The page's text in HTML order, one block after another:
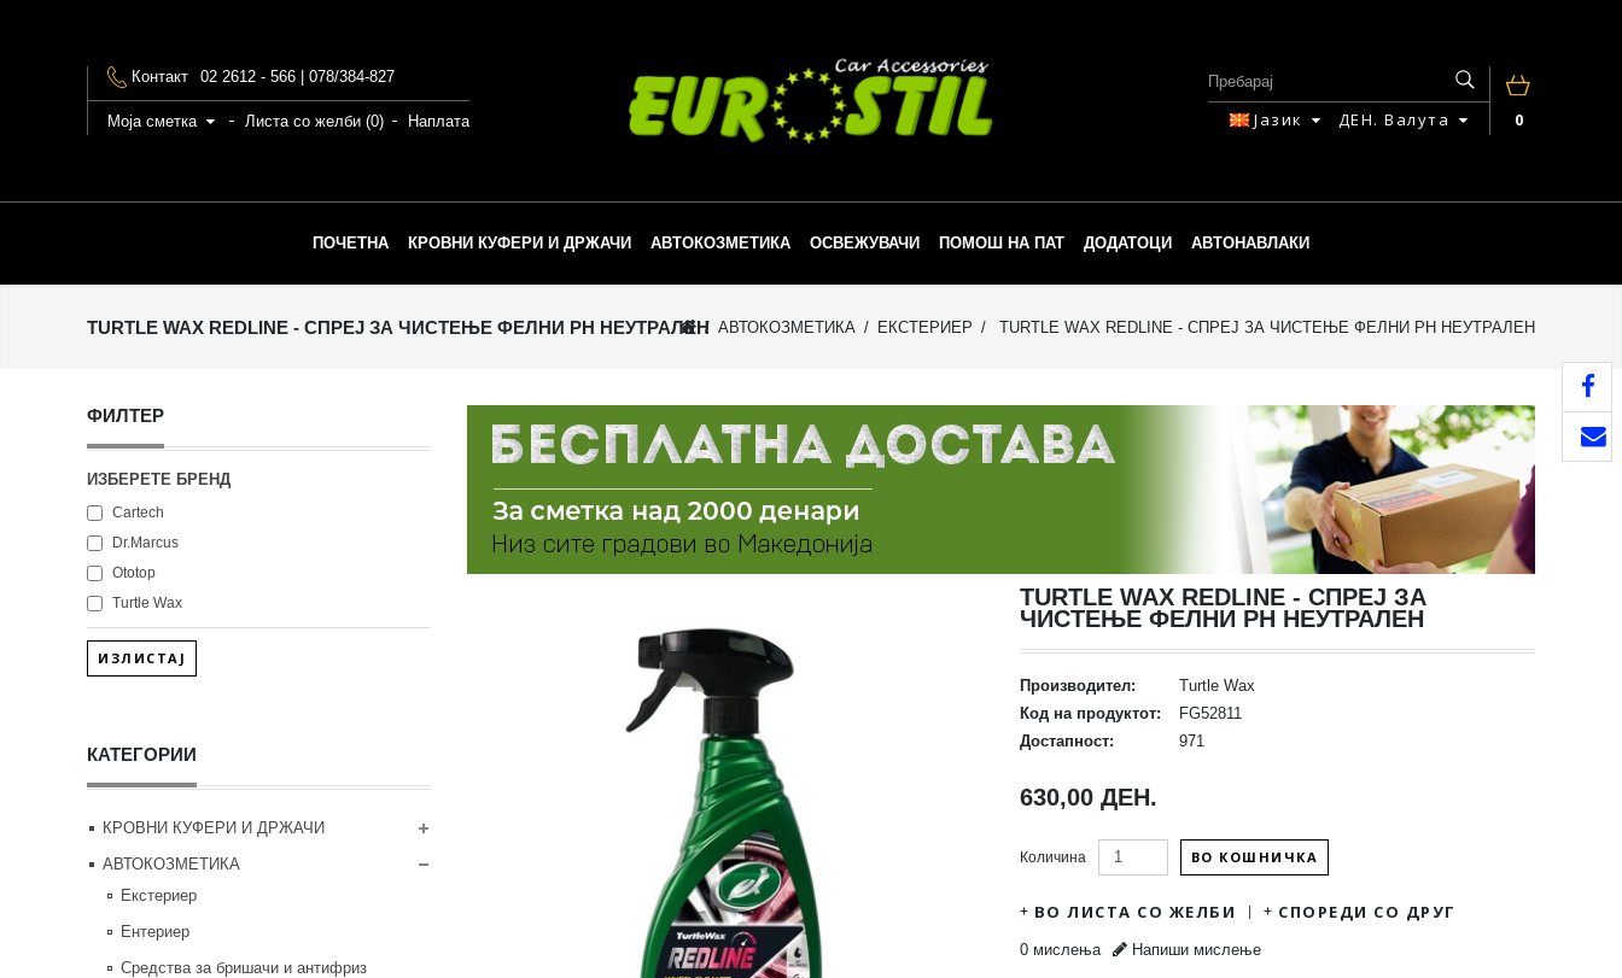
Контакт 02 2612 - 566 | 078/384-827
Моја сметка Листа со желби (0) Наплата 0
Јазик ДЕН. Валута
ПОЧЕТНА КРОВНИ КУФЕРИ И ДРЖАЧИ АВТОКОЗМЕТИКА ОСВЕЖУВАЧИ ПОМОШ НА ПАТ ДОДАТОЦИ АВТОНАВЛАКИ
TURTLE WAX REDLINE - СПРЕЈ ЗА ЧИСТЕЊЕ ФЕЛНИ PH НЕУТРАЛЕН АВТОКОЗМЕТИКА ЕКСТЕРИЕР TURTLE WAX REDLINE - СПРЕЈ ЗА ЧИСТЕЊЕ ФЕЛНИ PH НЕУТРАЛЕН
ФИЛТЕР
ИЗБЕРЕТЕ БРЕНД
Cartech
Dr.Marcus
Ototop
Turtle Wax
ИЗЛИСТАЈ
КАТЕГОРИИ
КРОВНИ КУФЕРИ И ДРЖАЧИ
АВТОКОЗМЕТИКА
Екстериер
Ентериер
Средства за бришачи и антифриз
TURTLE WAX REDLINE - СПРЕЈ ЗА
ЧИСТЕЊЕ ФЕЛНИ PH НЕУТРАЛЕН
Производител:
Turtle Wax
Код на продуктот:
FG52811
Достапност:
971
630,00 ДЕН.
Количина ВО КОШНИЧКА
ВО ЛИСТА СО ЖЕЛБИ СПОРЕДИ СО ДРУГ
0 мислења Напиши мислење